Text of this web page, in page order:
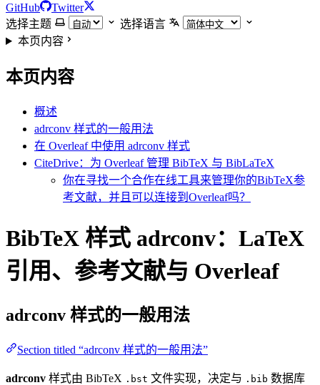
GitHub
Twitter
选择主题
选择语言
本页内容
本页内容
概述
adrconv 样式的一般用法
在 Overleaf 中使用 adrconv 样式
CiteDrive：为 Overleaf 管理 BibTeX 与 BibLaTeX
你在寻找一个合作在线工具来管理你的BibTeX参
考文献，并且可以连接到Overleaf吗？
BibTeX 样式 adrconv：LaTeX
引用、参考文献与 Overleaf
adrconv 样式的一般用法
Section titled “adrconv 样式的一般用法”
adrconv 样式由 BibTeX .bst 文件实现，决定与 .bib 数据库